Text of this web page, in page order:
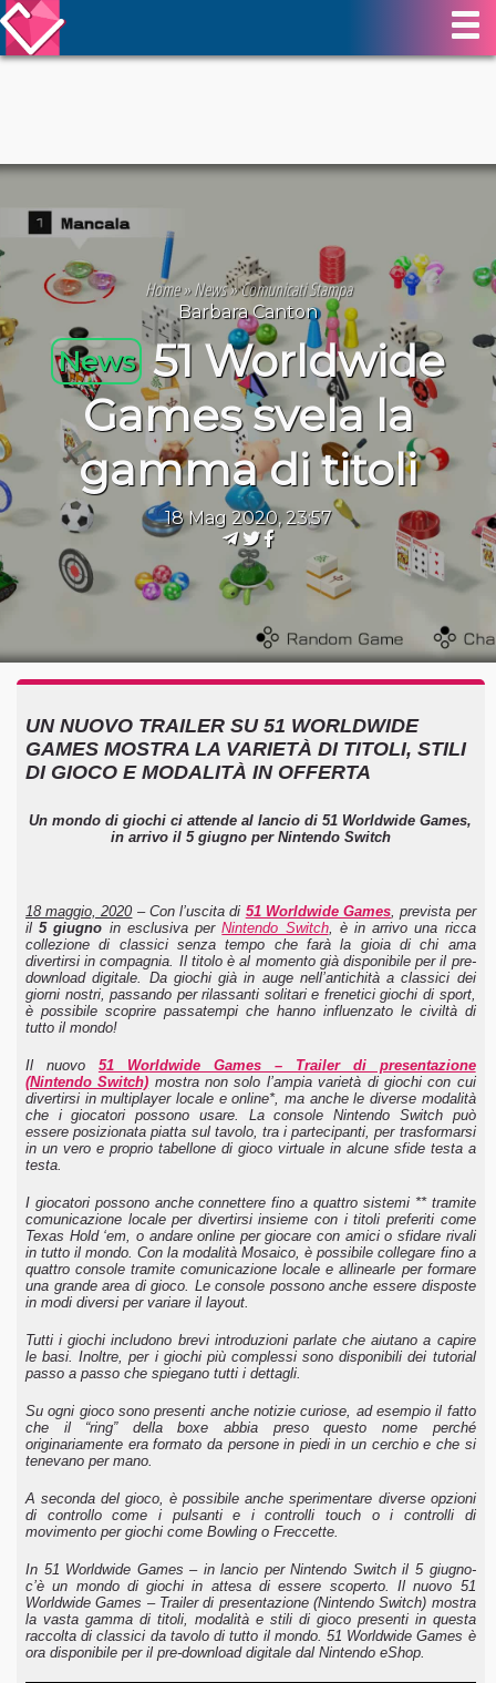
Home»News»Comunicati Stampa
Barbara Canton
News 51 Worldwide
Games svela la
gamma di titoli
18 Mag 2020, 23:57
UN NUOVO TRAILER SU 51 WORLDWIDE
GAMES MOSTRA LA VARIETÀ DI TITOLI, STILI
DI GIOCO E MODALITÀ IN OFFERTA
Un mondo di giochi ci attende al lancio di 51 Worldwide Games,
in arrivo il 5 giugno per Nintendo Switch
18 maggio, 2020 – Con l’uscita di 51 Worldwide Games , prevista per
il5 giugno in esclusiva perNintendo Switch, è in arrivo una ricca
collezione di classici senza tempo che farà la gioia di chi ama
divertirsi in compagnia. Il titolo è al momento già disponibile per il pre-
download digitale. Da giochi già in auge nell’antichità a classici dei
giorni nostri, passando per rilassanti solitari e frenetici giochi di sport,
è possibile scoprire passatempi che hanno influenzato le civiltà di
tutto il mondo!
Il nuovo 51 Worldwide Games – Trailer di presentazione
(Nintendo Switch) mostra non solo l’ampia varietà di giochi con cui
divertirsi in multiplayer locale e online*, ma anche le diverse modalità
che i giocatori possono usare. La console Nintendo Switch può
essere posizionata piatta sul tavolo, tra i partecipanti, per trasformarsi
in un vero e proprio tabellone di gioco virtuale in alcune sfide testa a
testa.
I giocatori possono anche connettere fino a quattro sistemi ** tramite
comunicazione locale per divertirsi insieme con i titoli preferiti come
Texas Hold ‘em, o andare online per giocare con amici o sfidare rivali
in tutto il mondo. Con la modalità Mosaico, è possibile collegare fino a
quattro console tramite comunicazione locale e allinearle per formare
una grande area di gioco. Le console possono anche essere disposte
in modi diversi per variare il layout.
Tutti i giochi includono brevi introduzioni parlate che aiutano a capire
le basi. Inoltre, per i giochi più complessi sono disponibili dei tutorial
passo a passo che spiegano tutti i dettagli.
Su ogni gioco sono presenti anche notizie curiose, ad esempio il fatto
che il “ring” della boxe abbia preso questo nome perché
originariamente era formato da persone in piedi in un cerchio e che si
tenevano per mano.
A seconda del gioco, è possibile anche sperimentare diverse opzioni
di controllo come i pulsanti e i controlli touch o i controlli di
movimento per giochi come Bowling o Freccette.
In 51 Worldwide Games – in lancio per Nintendo Switch il 5 giugno-
c’è un mondo di giochi in attesa di essere scoperto. Il nuovo 51
Worldwide Games – Trailer di presentazione (Nintendo Switch) mostra
la vasta gamma di titoli, modalità e stili di gioco presenti in questa
raccolta di classici da tavolo di tutto il mondo. 51 Worldwide Games è
ora disponibile per il pre-download digitale dal Nintendo eShop.